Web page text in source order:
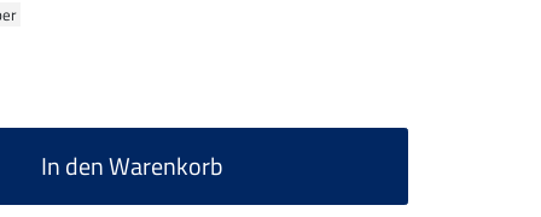
In den Warenkorb